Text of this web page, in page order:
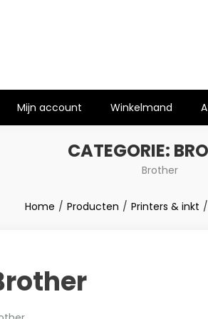
Mijn account Winkelmand
CATEGORIE:
Brother
Home Producten Printers & inkt